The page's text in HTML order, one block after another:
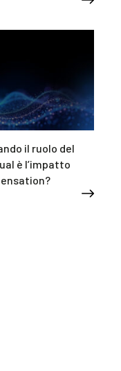
il ruolo del
è l’impatto